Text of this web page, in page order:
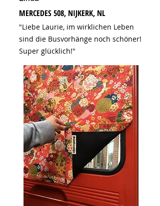
MERCEDES 508, NIJKERK, NL
"Liebe Laurie, im wirklichen Leben
sind die Busvorhänge noch schöner!
Super glücklich!"